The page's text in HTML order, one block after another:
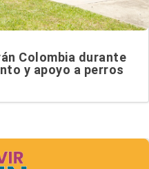
Colombia durante
y apoyo a perros